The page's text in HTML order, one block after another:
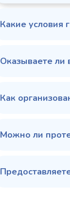
Какие условия
Оказываете ли
Как
Можно ли